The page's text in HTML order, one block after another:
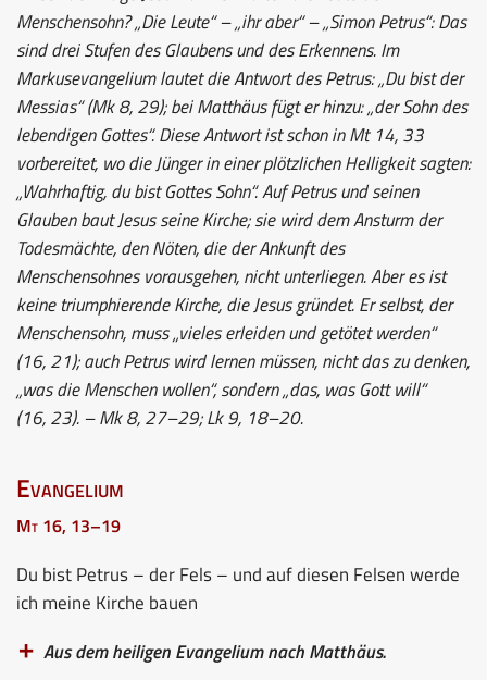
Menschensohn? „Die Leute“ – „ihr aber“ – „Simon Petrus“: Das
sind drei Stufen des Glaubens und des Erkennens. Im
Markusevangelium lautet die Antwort des Petrus: „Du bist der
Messias“ (Mk 8, 29); bei Matthäus fügt er hinzu: „der Sohn des
lebendigen Gottes“. Diese Antwort ist schon in Mt 14, 33
vorbereitet, wo die Jünger in einer plötzlichen Helligkeit sagten:
„Wahrhaftig, du bist Gottes Sohn“. Auf Petrus und seinen
Glauben baut Jesus seine Kirche; sie wird dem Ansturm der
Todesmächte, den Nöten, die der Ankunft des
Menschensohnes vorausgehen, nicht unterliegen. Aber es ist
keine triumphierende Kirche, die Jesus gründet. Er selbst, der
Menschensohn, muss „vieles erleiden und getötet werden“
(16, 21); auch Petrus wird lernen müssen, nicht das zu denken,
„was die Menschen wollen“, sondern „das, was Gott will“
(16, 23). – Mk 8, 27–29; Lk 9, 18–20.
Evangelium
Mt 16, 13–19
Du bist Petrus – der Fels – und auf diesen Felsen werde
ich meine Kirche bauen
Aus dem heiligen Evangelium nach Matthäus.